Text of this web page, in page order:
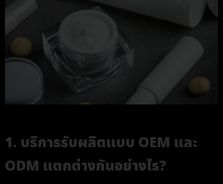
1. บริการรับผลิตแบบ OEM และ
ODM แตกต่างกันอย่างไร?